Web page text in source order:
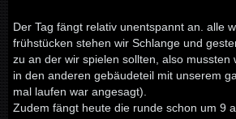
Der Tag fängt relativ unentspannt an. alle
frühstücken stehen wir Schlange und
zu an der wir spielen sollten, also mussten
in den anderen gebäudeteil mit unserem
mal laufen war angesagt).
Zudem fängt heute die runde schon um 9